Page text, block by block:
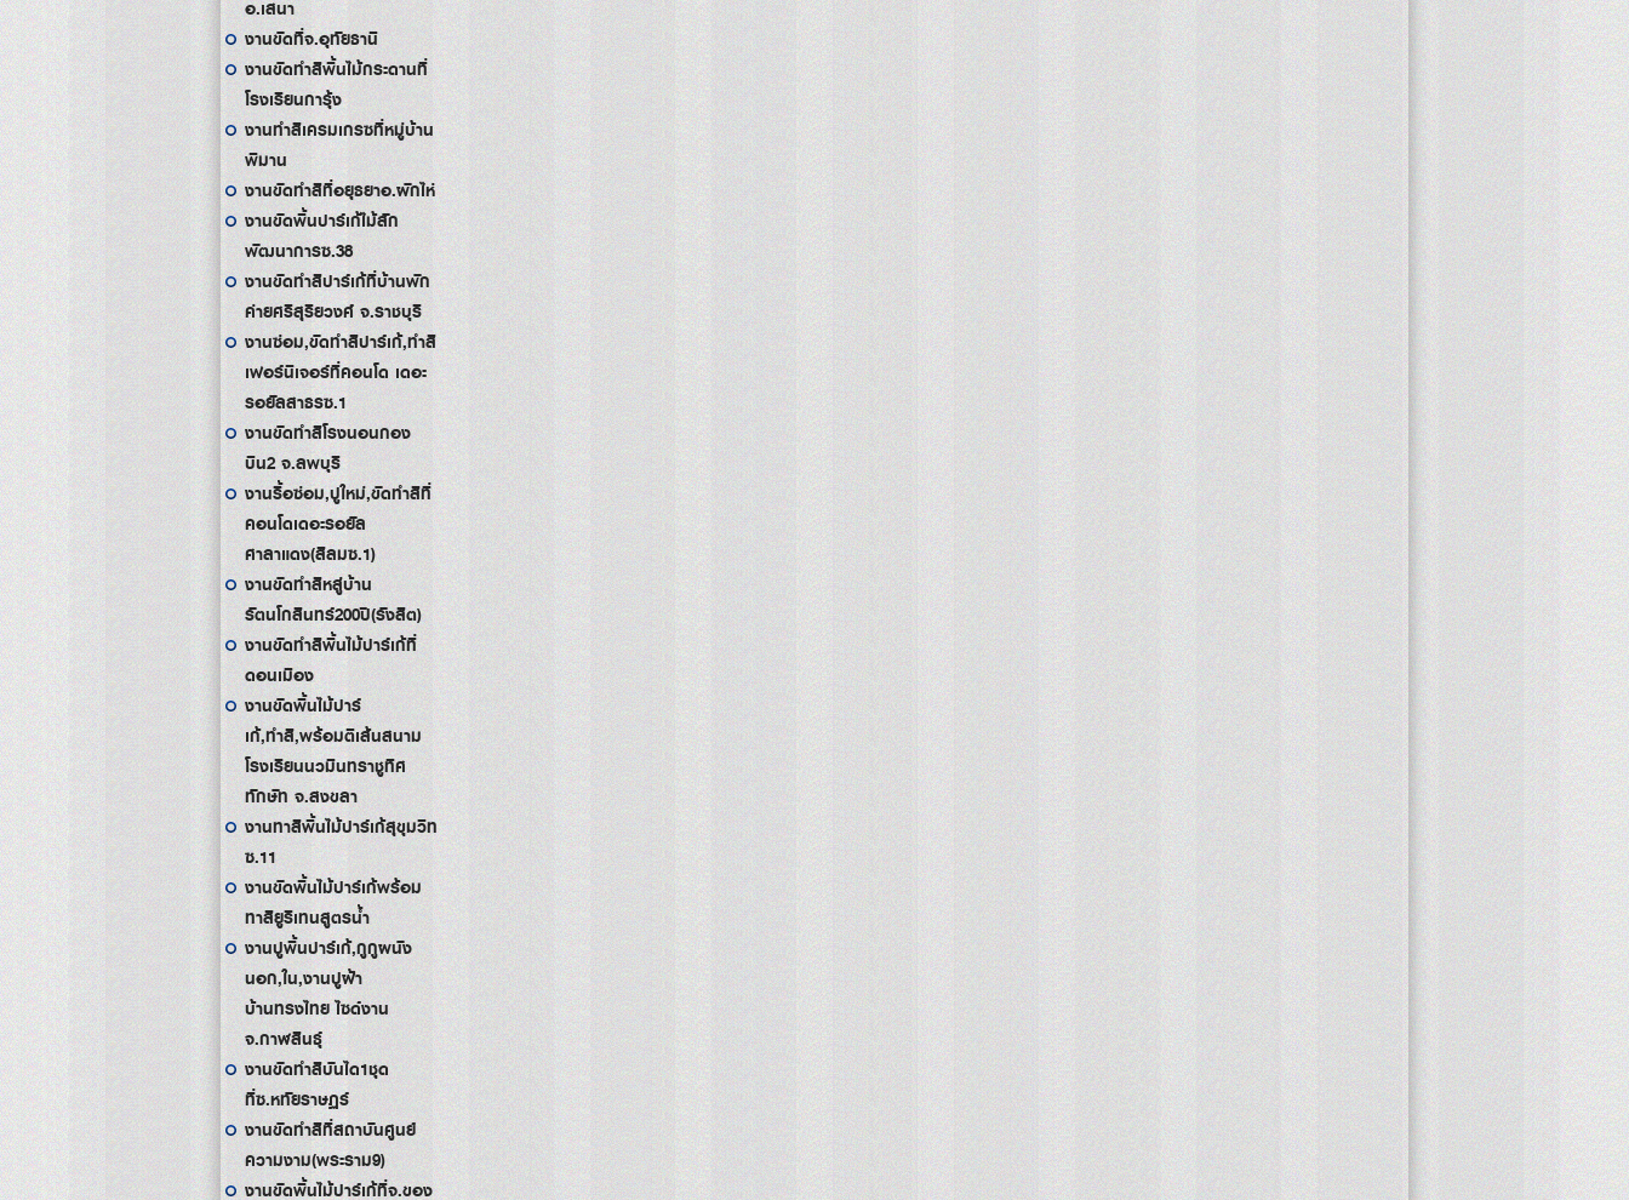
อ.เสนา
งานขัดที่จ.อุทัยธานี
งานขัดทำสีพื้นไม้กระดานที่
โรงเรียนการุ้ง
งานทำสีเครมเกรซที่หมู่บ้าน
พิมาน
งานขัดทำสีที่อยุธยาอ.ผักไห่
งานขัดพื้นปาร์เก้ไม้สัก
พัฒนาการซ.38
งานขัดทำสีปาร์เก้ที่บ้านพัก
ค่ายศรีสุริยวงศ์ จ.ราชบุรี
งานซ่อม,ขัดทำสีปาร์เก้,ทำสี
เฟอร์นิเจอร์ที่คอนโด เดอะ
รอยัลสาธรซ.1
งานขัดทำสีโรงนอนกอง
บิน2 จ.ลพบุรี
งานรื้อซ่อม,ปูใหม่,ขัดทำสีที่
คอนโดเดอะรอยัล
ศาลาแดง(สีลมซ.1)
งานขัดทำสีหสู่บ้าน
รัตนโกสินทร์200ปี(รังสิต)
งานขัดทำสีพื้นไม้ปาร์เก้ที่
ดอนเมือง
งานขัดพื้นไม้ปาร์
เก้,ทำสี,พร้อมตีเส้นสนาม
โรงเรียนนวมินทราชูทิศ
ทักษัท จ.สงขลา
งานทาสีพื้นไม้ปาร์เก้สุขุมวิท
ซ.11
งานขัดพื้นไม้ปาร์เก้พร้อม
ทาสียูริเทนสูตรน้ำ
งานปูพื้นปาร์เก้,กูกูผนัง
นอก,ใน,งานปูฝ้า
บ้านทรงไทย ไซด์งาน
จ.กาฬสินธุ์
งานขัดทำสีบันได1ชุด
ที่ซ.หทัยราษฏร์
งานขัดทำสีที่สถาบันศูนย์
ความงาม(พระราม9)
งานขัดพื้นไม้ปาร์เก้ที่จ.ของ